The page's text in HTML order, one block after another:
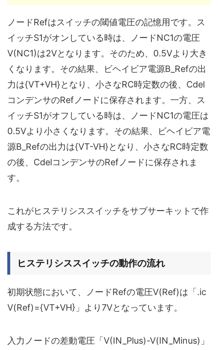
ノードRefはスイッチの閾値電圧の記憶用です。ス
イッチS1がオンしている時は、ノードNC1の電圧
V(NC1)は2Vとなります。そのため、0.5Vより大き
くなります。その結果、ビヘイビア電源B_Refの出
力は{VT+VH}となり、小さなRC時定数の後、Cdel
コンデンサのRefノードに保存されます。一方、ス
イッチS1がオフしている時は、ノードNC1の電圧は
0.5Vより小さくなります。その結果、ビヘイビア電
源B_Refの出力は{VT-VH}となり、小さなRC時定数
の後、CdelコンデンサのRefノードに保存されま
す。
これがヒステリシススイッチをサブサーキットで作
成する方法です。
ヒステリシススイッチの動作の流れ
初期状態において、ノードRefの電圧V(Ref)は「.ic
V(Ref)={VT+VH}」より7Vとなっています。
入力ノードの差動電圧「V(IN_Plus)-V(IN_Minus)」